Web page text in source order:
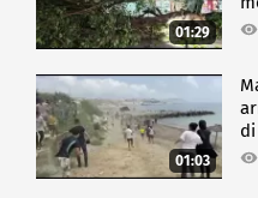
01:29
01:03